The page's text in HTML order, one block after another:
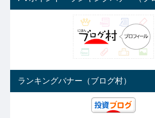
ランキングバナー（ブログ村）